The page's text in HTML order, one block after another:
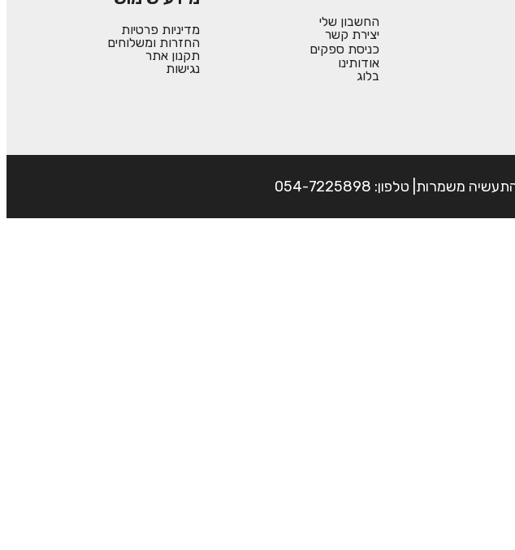
החשבון שלי
יצירת קשר
כניסת ספקים
אודותינו
בלוג
מדיניות פרטיות
החזרות ומשלוחים
תקנון אתר
נגישות